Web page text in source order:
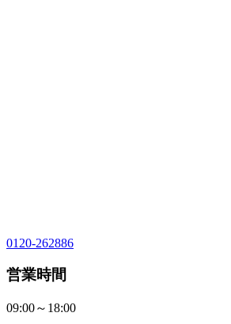
0120-262886
営業時間
09:00～18:00